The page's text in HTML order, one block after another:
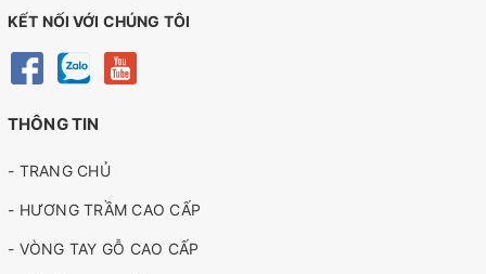
KẾT NỐI VỚI CHÚNG TÔI
THÔNG TIN
- TRANG CHỦ
- HƯƠNG TRẦM CAO CẤP
- VÒNG TAY GỖ CAO CẤP